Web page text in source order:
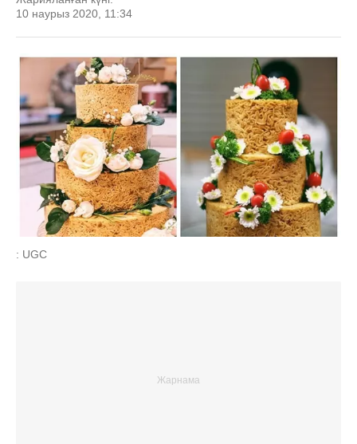
10 наурыз 2020, 11:34
: UGC